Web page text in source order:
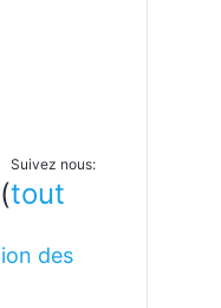
Suivez nous:
(tout
des